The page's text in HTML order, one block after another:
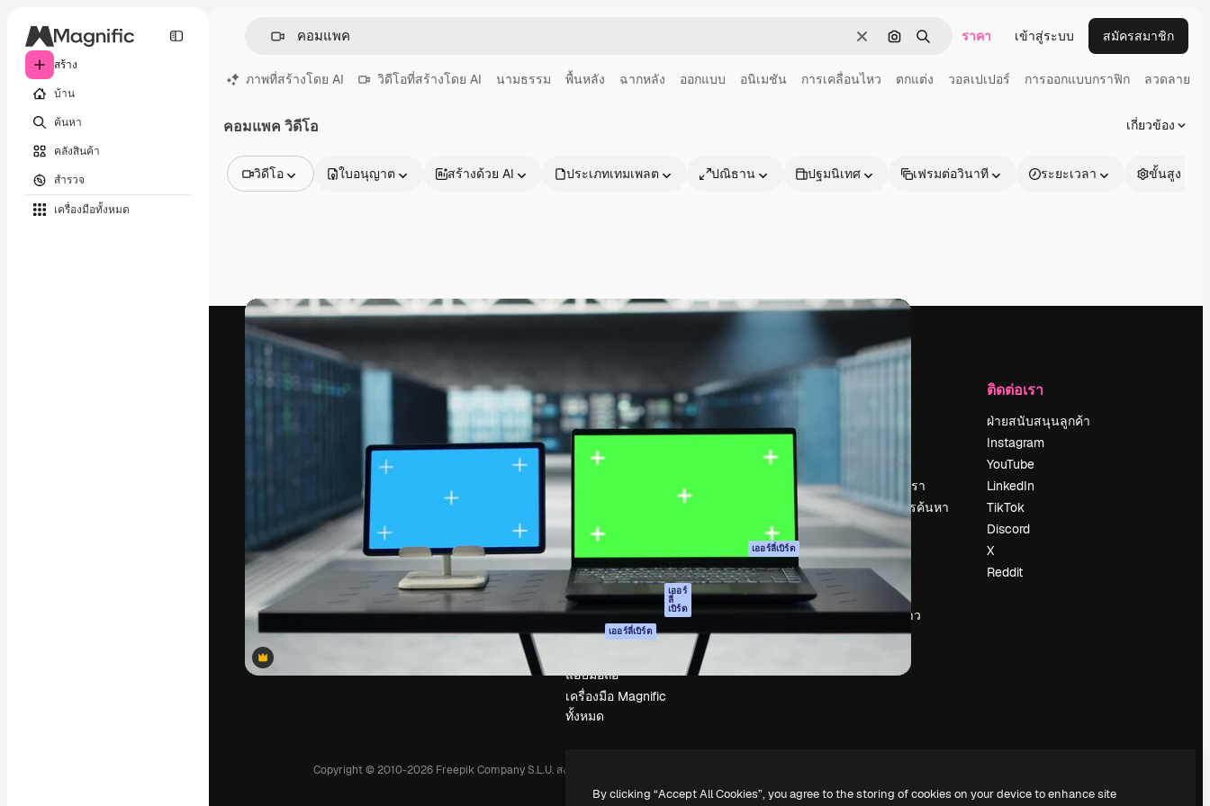
สร้าง
บ้าน
ค้นหา
คลังสินค้า
สำรวจ
เครื่องมือทั้งหมด
ชัดเจนค้นหาตามรูปภาพ
ค้นหา ราคา เข้าสู่ระบบ สมัครสมาชิก
ภาพที่สร้างโดย AI วิดีโอที่สร้างโดย AI นามธรรม พื้นหลัง ฉากหลัง ออกแบบ อนิเมชัน การเคลื่อนไหว ตกแต่ง วอลเปเปอร์ การออกแบบกราฟิก ลวดลาย
คอมแพค วิดีโอ เกี่ยวข้อง
วิดีโอ
วิดีโอ
คลิปวิดีโอ
โมชั่นกราฟิก
เทมเพลตวิดีโอ
ไอคอน
แบบจำลอง 3 มิติ
ใบอนุญาต สร้างด้วย AI ประเภทเทมเพลต ปณิธาน ปฐมนิเทศ เฟรมต่อวินาที ระยะเวลา ขั้นสูง
Premium
Premium
Premium
Premium
Premium
Premium
Premium
Premium
Premium
Premium
Premium
Premium
Premium
Premium
Premium
Premium
Premium
Premium
Premium
Premium
Premium
Premium
Premium
Premium
Premium
Premium
Premium
Premium
Premium
Premium
Premium
Premium
Premium
Premium
Premium
Premium
Premium
Premium
Premium
Premium
Premium
Premium
Premium
Premium
Premium
Premium
Premium
Premium
Premium
Premium
Premium
Premium
Premium
Premium
Premium
Premium
Premium
Premium
Premium
Premium
Premium
Premium
Premium
Premium
Premium
Premium
Premium
Premium
Premium
Premium
Premium
Premium
Premium
Premium
Premium
Premium
Premium
Premium
Premium
Premium
Premium
Premium
Premium
Premium
Premium
Premium
Premium
Premium
Premium
Premium
Premium
Premium
Premium
Premium
Premium
Premium
แพลตฟอร์มสร้างสรรค์เพื่อผลักดันผลงานที่ดี
ที่สุดของคุณ ผู้ใช้งานกว่า 1 ล้านราย
ครอบคลุมทั้งครีเอทีฟ, บริษัท, เอเจนซี และสตูดิ
ภาษาไทย
ผลิตภัณฑ์
Spaces
ผู้ช่วย AI
เครื่องมือสร้าง
รูปภาพด้วย AI
ด้วย AI
เครื่องกำเนิดเสียง AI
สต็อกเนื้อหา
MCP สำหรับ
Claude/ChatGPT
เออร์
ลี่
เบิร์ด
Agents เออร์ลี่เบิร์ด
แอปมือถือ
เครื่องมือ Magnific
ทั้งหมด
เริ่มต้นใช้งาน
การสนับสนุน
เงื่อนไขการใช้งาน
นโยบายความเป็น
เออร์ลี่เบิร์ด
นโยบายคุกกี้
ศูนย์ความน่าเชื่อถือ
ธุรกิจ
ร่วมงานกับเรา
แนวโน้มการค้นหา
บล็อก
กิจกรรม
Slidesgo
ขายเนื้อหา
ห้องแถลงข่าว
กำลังมองหา
ติดต่อเรา
ฝ่ายสนับสนุนลูกค้า
Instagram
YouTube
LinkedIn
TikTok
Discord
X
Reddit
Copyright © 2010-2026 Freepik Company S.L.U. สงวนลิขสิทธิ์
By clicking “Accept All Cookies”, you agree to the storing of cookies on your device to enhance site